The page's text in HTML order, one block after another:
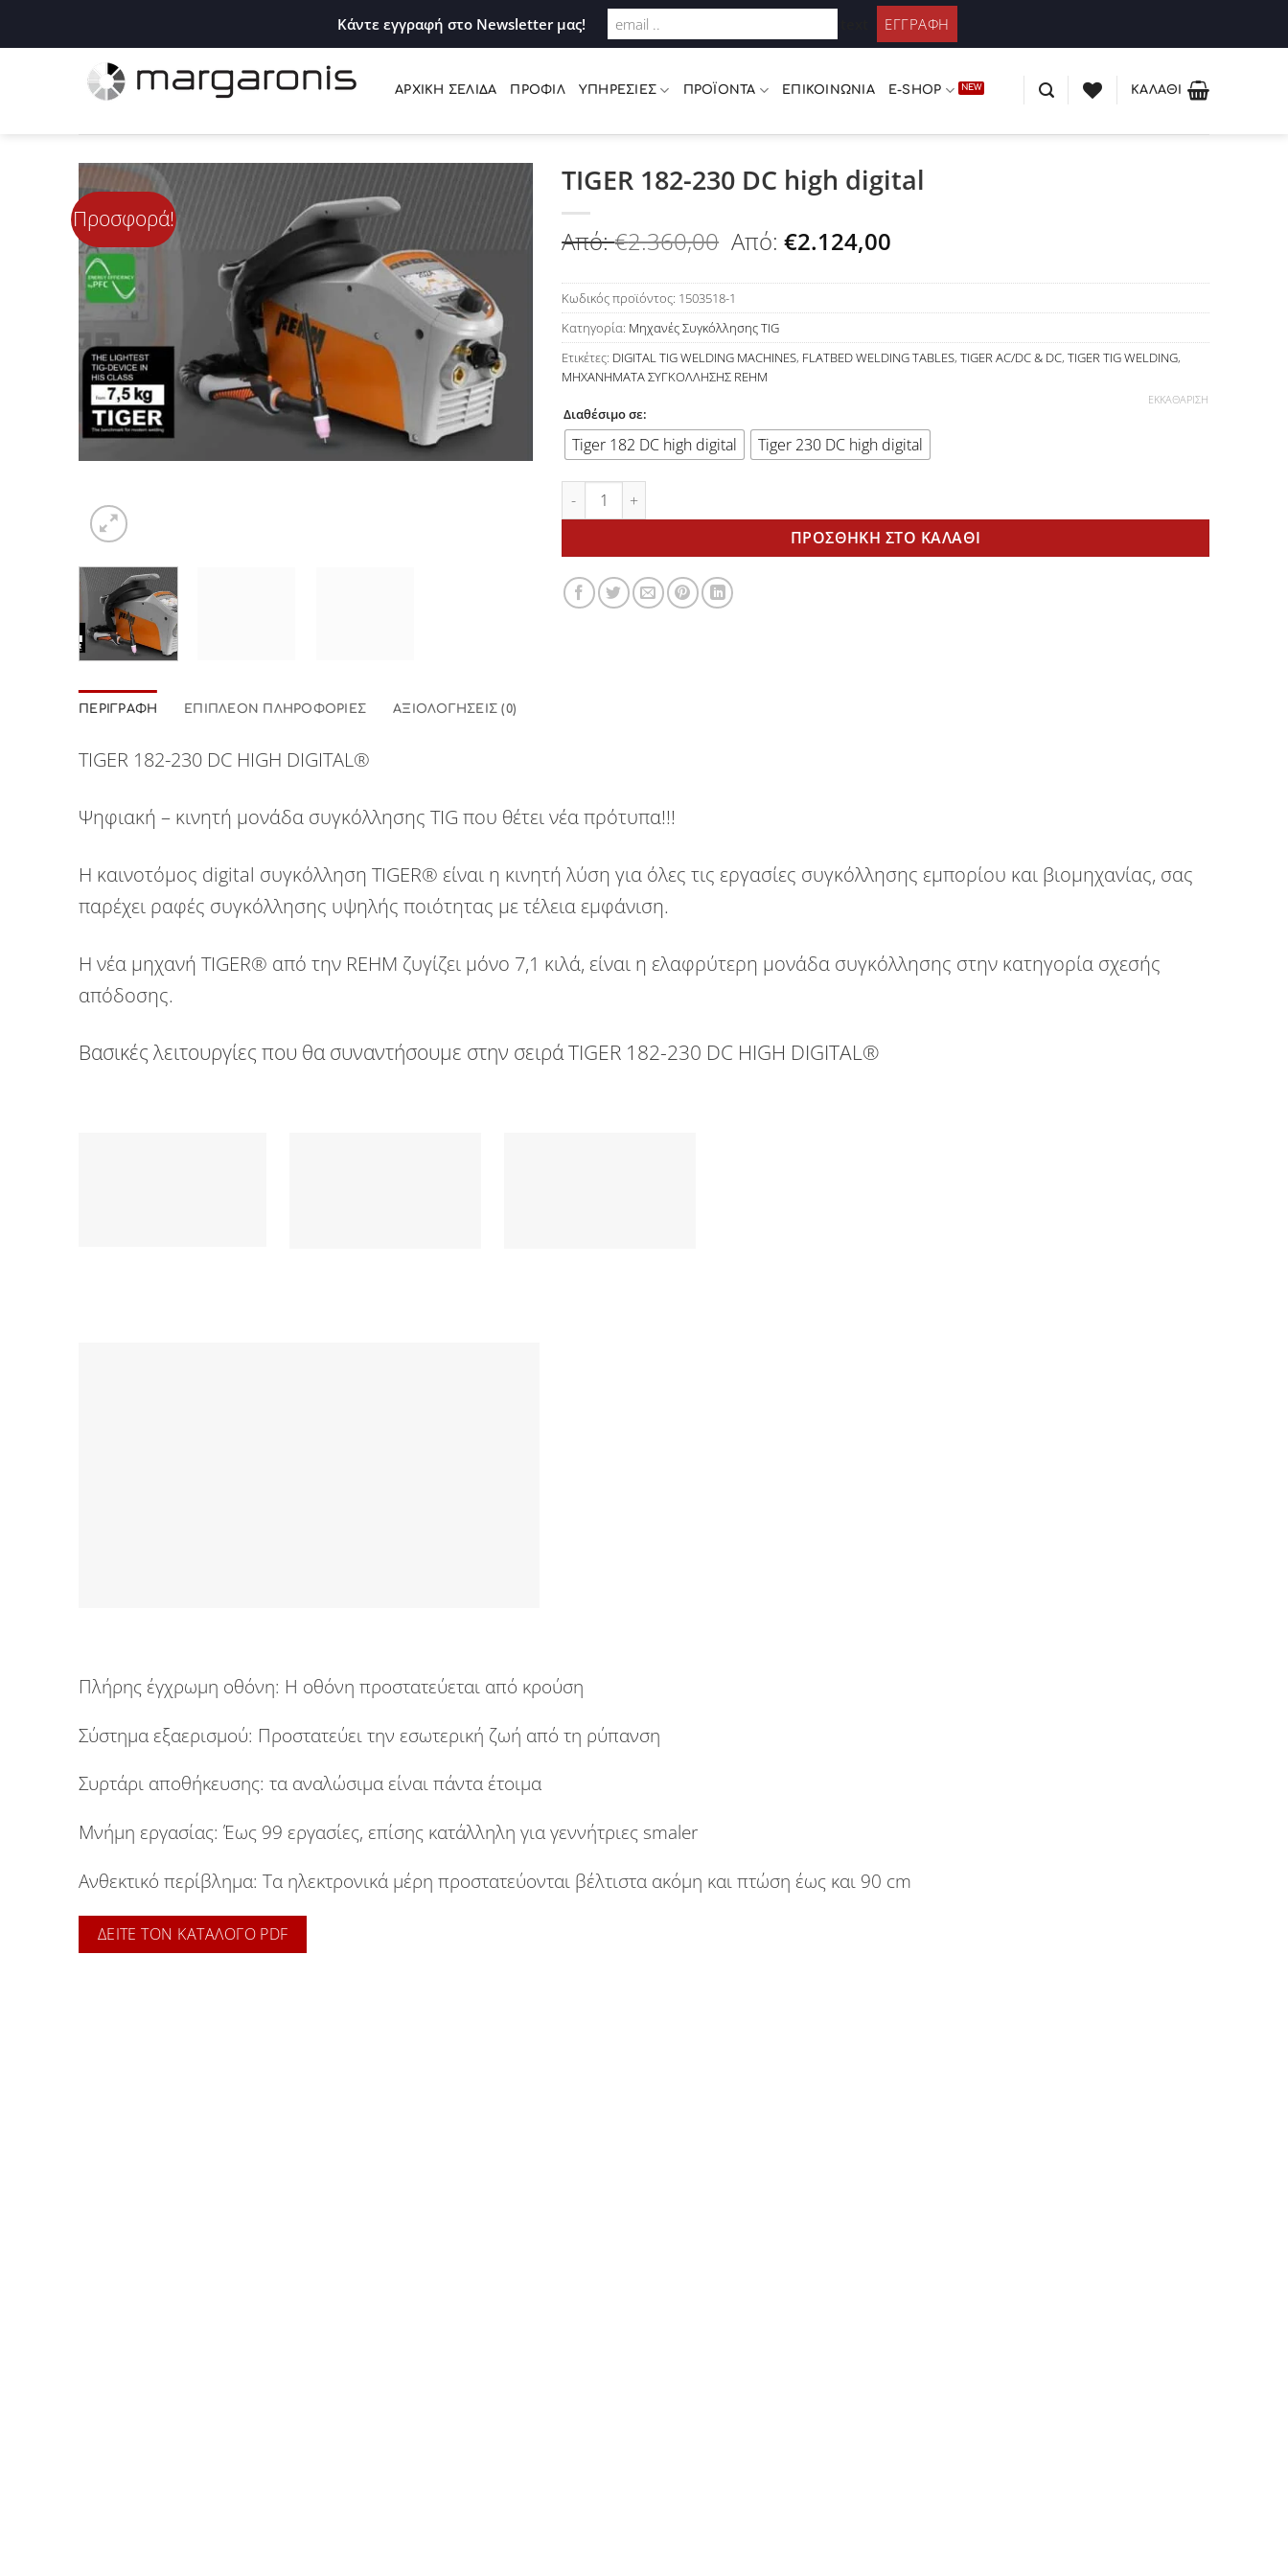
Σύνδεση / Εγγραφή
ΑΡΧΙΚΉ ΣΕΛΊΔΑ ΠΡΟΦΊΛ ΥΠΗΡΕΣΊΕΣ ΠΡΟΪΌΝΤΑ ΕΠΙΚΟΙΝΩΝΊΑ E-SHOP ΚΑΛΆΘΙ
Προσφορά!
Προσθήκη
TIGER 182-230 DC high digital
Από:€2.360,00 Από:€2.124,00
Κωδικός προϊόντος: 1503518-1
Κατηγορία: Μηχανές Συγκόλλησης TIG
Ετικέτες: DIGITAL TIG WELDING MACHINES, FLATBED WELDING TABLES,TIGER AC/DC & DC,TIGER TIG WELDING,
ΜΗΧΑΝΗΜΑΤΑ ΣΥΓΚΟΛΛΗΣΗΣ REHM
Διαθέσιμο σε:
Tiger 182 DC high digital Tiger 230 DC high digital
ΕΚΚΑΘΆΡΙΣΗ
TIGER 182-230 DC high digital ποσότητα
ΠΡΟΣΘΉΚΗ ΣΤΟ ΚΑΛΆΘΙ
ΠΕΡΙΓΡΑΦΉ ΕΠΙΠΛΈΟΝ ΠΛΗΡΟΦΟΡΊΕΣ ΑΞΙΟΛΟΓΉΣΕΙΣ (0)
TIGER 182-230 DC HIGH DIGITAL®
Ψηφιακή – κινητή μονάδα συγκόλλησης TIG που θέτει νέα πρότυπα!!!
Η καινοτόμος digital συγκόλληση TIGER® είναι η κινητή λύση για όλες τις εργασίες συγκόλλησης εμπορίου και βιομηχανίας, σας
παρέχει ραφές συγκόλλησης υψηλής ποιότητας με τέλεια εμφάνιση.
Η νέα μηχανή TIGER® από την REHM ζυγίζει μόνο 7,1 κιλά, είναι η ελαφρύτερη μονάδα συγκόλλησης στην κατηγορία σχεσής
απόδοσης.
Βασικές λειτουργίες που θα συναντήσουμε στην σειράTIGER 182-230 DC HIGH DIGITAL®
Πλήρης έγχρωμη οθόνη: Η οθόνη προστατεύεται από κρούση
Σύστημα εξαερισμού: Προστατεύει την εσωτερική ζωή από τη ρύπανση
Συρτάρι αποθήκευσης: τα αναλώσιμα είναι πάντα έτοιμα
Μνήμη εργασίας: Έως 99 εργασίες, επίσης κατάλληλη για γεννήτριες smaler
Ανθεκτικό περίβλημα: Τα ηλεκτρονικά μέρη προστατεύονται βέλτιστα ακόμη και πτώση έως και 90 cm
ΔΕΙΤΕ ΤΟΝ ΚΑΤΑΛΟΓΟ PDF
Κάντε εγγραφή στο Newsletter μας!